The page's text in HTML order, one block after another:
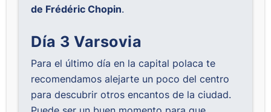
de Frédéric Chopin.
Día 3 Varsovia
Para el último día en la capital polaca te
recomendamos alejarte un poco del centro
para descubrir otros encantos de la ciudad.